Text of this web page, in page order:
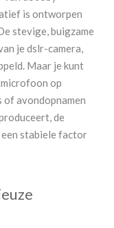
is ontworpen
stevige, buigzame
je dslr-camera,
Maar je kunt
op
of avondopnamen
de
stabiele factor